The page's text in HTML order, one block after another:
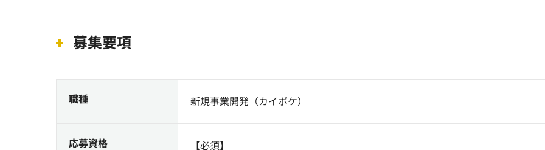
募集要項
職種 新規事業開発（カイポケ）
応募資格
【必須】